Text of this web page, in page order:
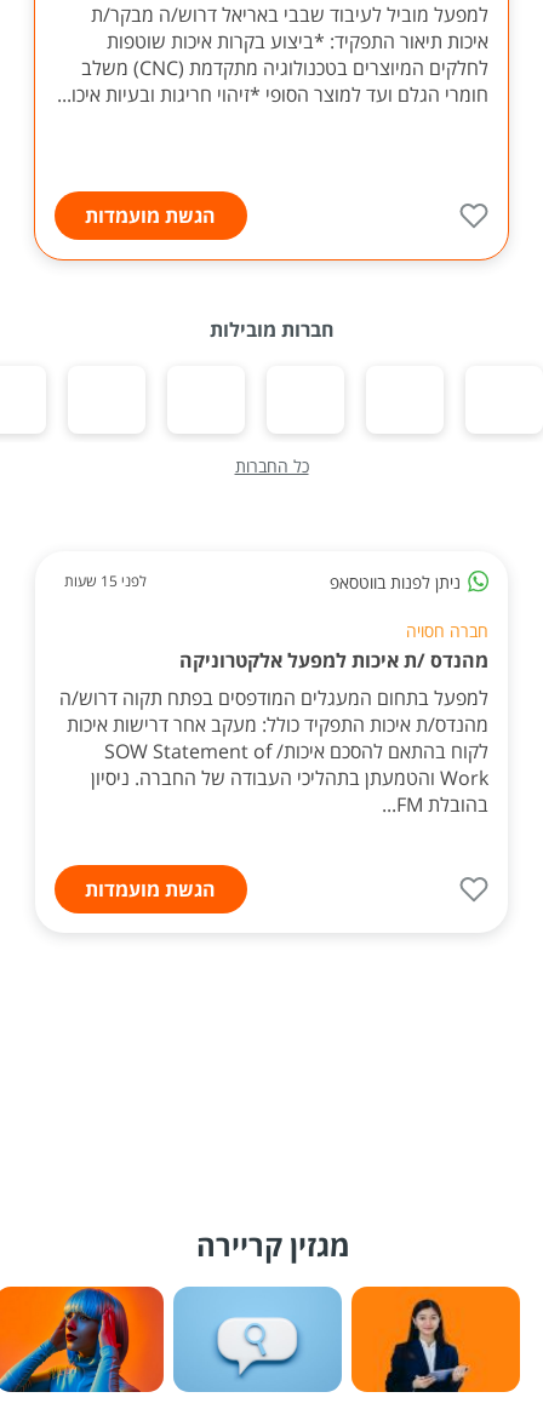
למפעל מוביל לעיבוד שבבי באריאל דרוש/ה מבקר/ת
איכות תיאור התפקיד: *ביצוע בקרות איכות שוטפות
לחלקים המיוצרים בטכנולוגיה מתקדמת (CNC) משלב
חומרי הגלם ועד למוצר הסופי *זיהוי חריגות ובעיות איכו...
הגשת מועמדות
חברות מובילות
כל החברות
ניתן לפנות בווטסאפ לפני 15 שעות
חברה חסויה
מהנדס /ת איכות למפעל אלקטרוניקה
למפעל בתחום המעגלים המודפסים בפתח תקוה דרוש/ה
מהנדס/ת איכות התפקיד כולל: מעקב אחר דרישות איכות
לקוח בהתאם להסכם איכות/ SOW Statement of
Work והטמעתן בתהליכי העבודה של החברה. ניסיון
בהובלת FM...
הגשת מועמדות
מגזין קריירה